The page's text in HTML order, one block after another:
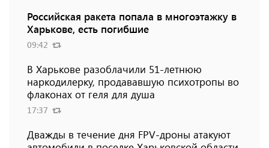
Российская ракета попала в многоэтажку в
Харькове, есть погибшие
09:42
В Харькове разоблачили 51-летнюю
наркодилерку, продававшую психотропы во
флаконах от геля для душа
17:37
Дважды в течение дня FPV-дроны атакуют